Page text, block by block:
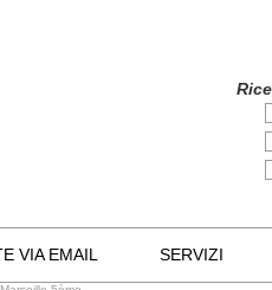
VIA EMAIL SERVIZI